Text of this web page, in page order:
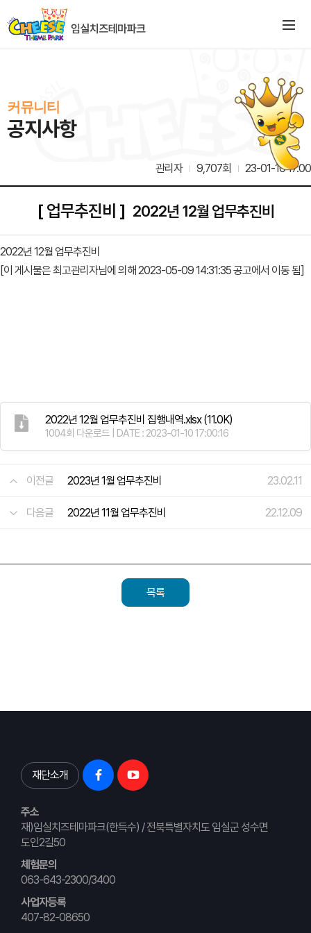
커뮤니티
공지사항
관리자 9,707회 23-01-10 17:00
[ 업무추진비 ] 2022년 12월 업무추진비
2022년 12월 업무추진비
[이 게시물은 최고관리자님에 의해 2023-05-09 14:31:35 공고에서 이동 됨]
2022년 12월 업무추진비 집행내역.xlsx(11.0K)
1004회 다운로드 | DATE : 2023-01-10 17:00:16
이전글 2023년 1월 업무추진비 23.02.11
다음글 2022년 11월 업무추진비 22.12.09
목록
재단소개
주소
재)임실치즈테마파크(한득수) / 전북특별자치도 임실군 성수면
도인2길50
체험문의
063-643-2300/3400
사업자등록
407-82-08650